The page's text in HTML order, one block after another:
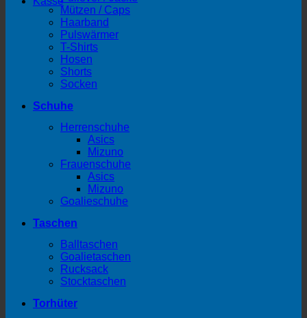
Mützen / Caps
Haarband
Pulswärmer
T-Shirts
Hosen
Shorts
Socken
Schuhe
Herrenschuhe
Asics
Mizuno
Frauenschuhe
Asics
Mizuno
Goalieschuhe
Taschen
Balltaschen
Goalietaschen
Rucksack
Stocktaschen
Torhüter